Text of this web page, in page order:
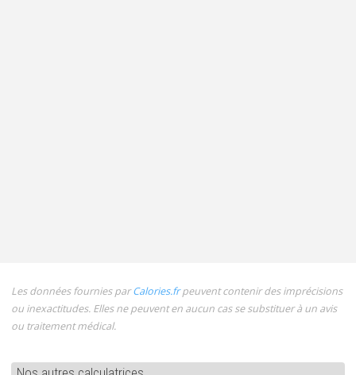
Les données fournies parCalories.frpeuvent contenir des imprécisions
ou inexactitudes. Elles ne peuvent en aucun cas se substituer à un avis
ou traitement médical.